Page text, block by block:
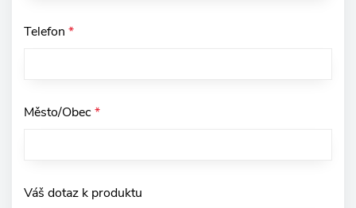
Telefon *
Město/Obec*
Váš dotaz k produktu